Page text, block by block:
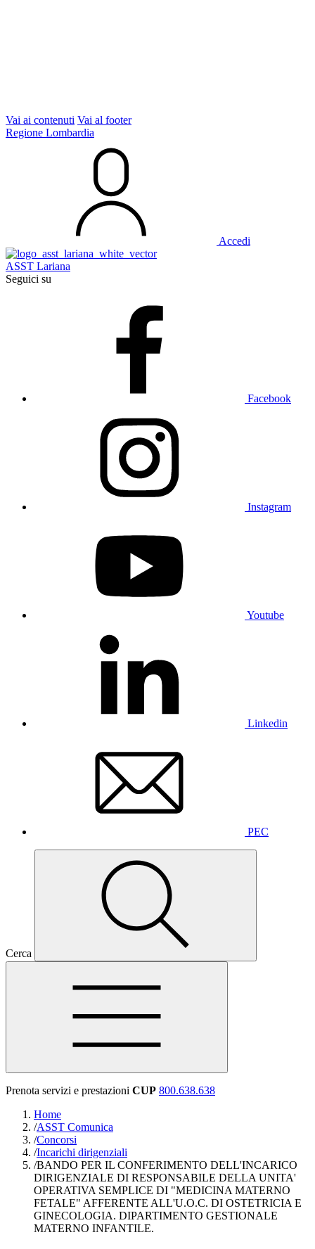
Vai ai contenuti Vai al footer
Regione Lombardia
Accedi
ASST Lariana
Seguici su
Facebook
Instagram
Youtube
Linkedin
PEC
Cerca
Prenota servizi e prestazioni CUP 800.638.638
Home
/ASST Comunica
/Concorsi
/Incarichi dirigenziali
/BANDO PER IL CONFERIMENTO DELL'INCARICO
DIRIGENZIALE DI RESPONSABILE DELLA UNITA'
OPERATIVA SEMPLICE DI "MEDICINA MATERNO
FETALE" AFFERENTE ALL'U.O.C. DI OSTETRICIA E
GINECOLOGIA. DIPARTIMENTO GESTIONALE
MATERNO INFANTILE.